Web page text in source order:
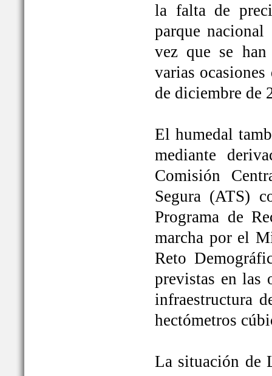
la falta de
parque
vez que se
varias
de diciembre de
El humedal
mediante
Comisión
Segura (ATS)
Programa de
marcha por el
Reto
previstas en las
infraestructura
hectómetros
La situación de